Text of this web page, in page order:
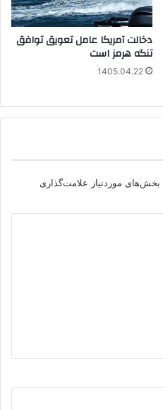
دخالت آمریکا عامل تعویق توافق
تنگه هرمز است
1405.04.22
بخش‌های موردنیاز علامت‌گذاری